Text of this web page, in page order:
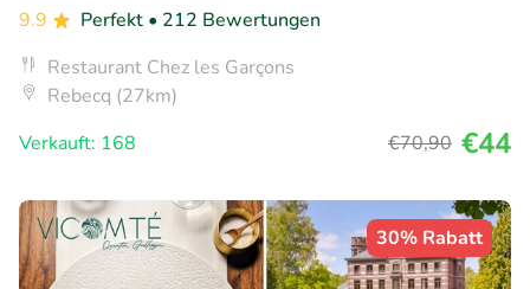
9.9
Perfekt • 212 Bewertungen
Restaurant Chez les Garçons
Rebecq (27km)
Verkauft: 168
€70,90 €44
30% Rabatt